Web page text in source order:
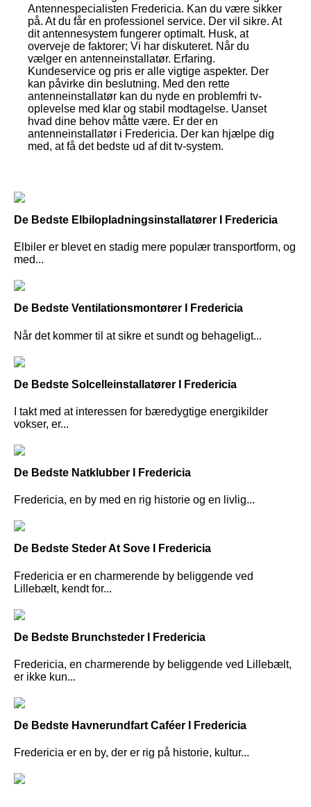
Antennespecialisten Fredericia. Kan du være sikker
på. At du får en professionel service. Der vil sikre. At
dit antennesystem fungerer optimalt. Husk, at
overveje de faktorer; Vi har diskuteret. Når du
vælger en antenneinstallatør. Erfaring.
Kundeservice og pris er alle vigtige aspekter. Der
kan påvirke din beslutning. Med den rette
antenneinstallatør kan du nyde en problemfri tv-
oplevelse med klar og stabil modtagelse. Uanset
hvad dine behov måtte være. Er der en
antenneinstallatør i Fredericia. Der kan hjælpe dig
med, at få det bedste ud af dit tv-system.
De Bedste Elbilopladningsinstallatører I Fredericia
Elbiler er blevet en stadig mere populær transportform, og
med...
De Bedste Ventilationsmontører I Fredericia
Når det kommer til at sikre et sundt og behageligt...
De Bedste Solcelleinstallatører I Fredericia
I takt med at interessen for bæredygtige energikilder
vokser, er...
De Bedste Natklubber I Fredericia
Fredericia, en by med en rig historie og en livlig...
De Bedste Steder At Sove I Fredericia
Fredericia er en charmerende by beliggende ved
Lillebælt, kendt for...
De Bedste Brunchsteder I Fredericia
Fredericia, en charmerende by beliggende ved Lillebælt,
er ikke kun...
De Bedste Havnerundfart Caféer I Fredericia
Fredericia er en by, der er rig på historie, kultur...